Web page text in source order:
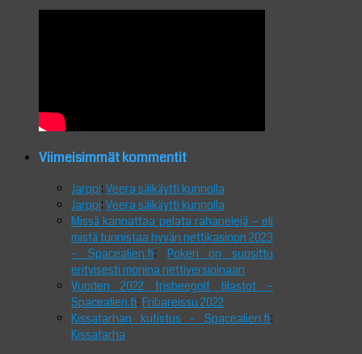
Viimeisimmät kommentit
Jarppi: Veera säikäytti kunnolla
Jarppi: Veera säikäytti kunnolla
Missä kannattaa pelata rahapelejä – eli
mistä tunnistaa hyvän nettikasinon 2023
– Spacealien.fi: Pokeri on suosittu
erityisesti monina nettiversioinaan
Vuoden 2022 frisbeegolf tilastot –
Spacealien.fi: Fribareissu 2022
Kissatarhan kutistus – Spacealien.fi:
Kissatarha